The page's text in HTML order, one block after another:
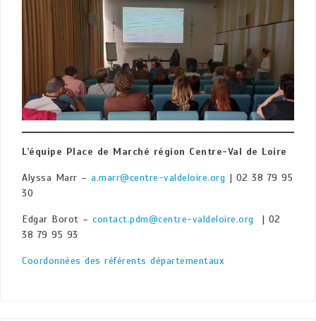
L’équipe Place de Marché région Centre-Val de Loire
Alyssa Marr – a.marr@centre-valdeloire.org | 02 38 79 95
30
Edgar Borot – contact.pdm@centre-valdeloire.org | 02
38 79 95 93
Coordonnées des référents départementaux